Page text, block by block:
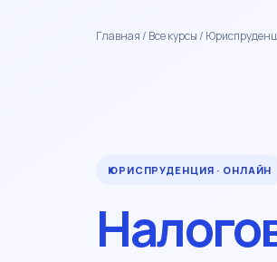
Главная / Все курсы /
ЮРИСПРУДЕНЦИЯ · ОНЛАЙН